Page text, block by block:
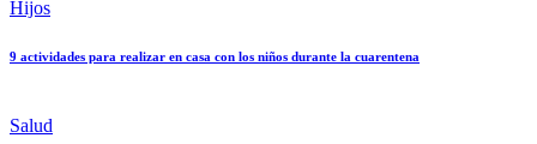
Publicada
Hijos
9 actividades para realizar en casa con los niños durante la cuarentena
Publicada
Salud